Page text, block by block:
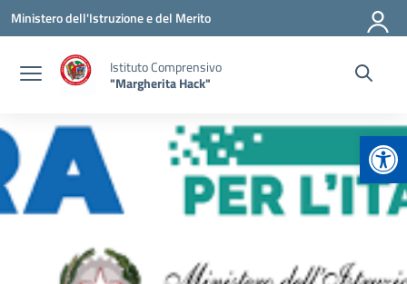
Vai ai contenuti
Vai al menu di navigazione
Vai al footer
Ministero dell'Istruzione e del Merito
Istituto Comprensivo
"Margherita Hack"